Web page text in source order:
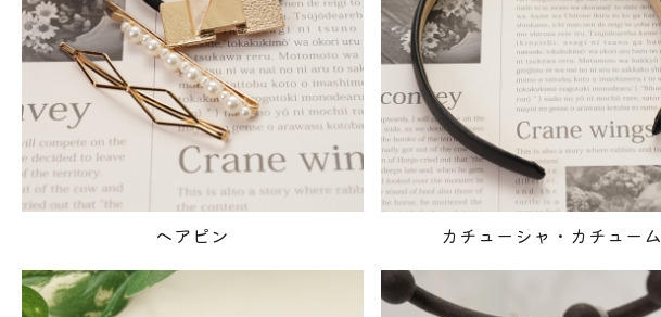
ヘアピン カチューシャ・カチューム